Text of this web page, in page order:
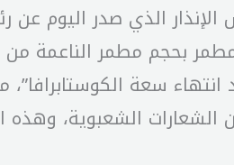
الإنذار الذي صدر اليوم
أي اقفال مطمر بحجم مطمر
انتهاء سعة
الشعبوية،